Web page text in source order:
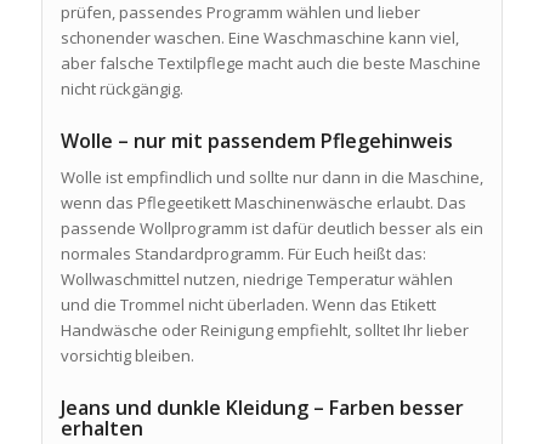
prüfen, passendes Programm wählen und lieber
schonender waschen. Eine Waschmaschine kann viel,
aber falsche Textilpflege macht auch die beste Maschine
nicht rückgängig.
Wolle – nur mit passendem Pflegehinweis
Wolle ist empfindlich und sollte nur dann in die Maschine,
wenn das Pflegeetikett Maschinenwäsche erlaubt. Das
passende Wollprogramm ist dafür deutlich besser als ein
normales Standardprogramm. Für Euch heißt das:
Wollwaschmittel nutzen, niedrige Temperatur wählen
und die Trommel nicht überladen. Wenn das Etikett
Handwäsche oder Reinigung empfiehlt, solltet Ihr lieber
vorsichtig bleiben.
Jeans und dunkle Kleidung – Farben besser
erhalten